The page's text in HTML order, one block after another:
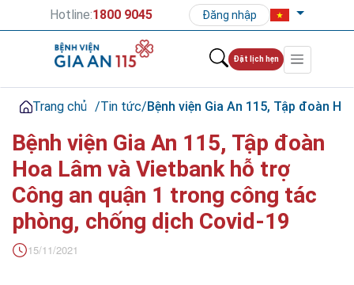
Hotline:1800 9045 Đăng nhập
Đặt lịch hẹn
Trang chủ /Tin tức/Bệnh viện Gia An 115, Tập đoàn
Bệnh viện Gia An 115, Tập đoàn
Hoa Lâm và Vietbank hỗ trợ
Công an quận 1 trong công tác
phòng, chống dịch Covid-19
15/11/2021